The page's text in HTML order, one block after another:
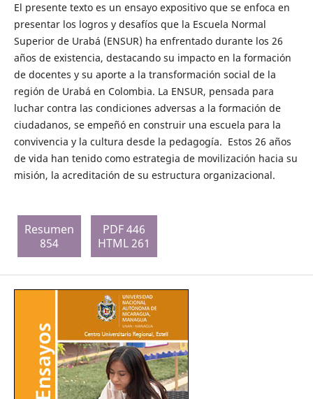
El presente texto es un ensayo expositivo que se enfoca en
presentar los logros y desafíos que la Escuela Normal
Superior de Urabá (ENSUR) ha enfrentado durante los 26
años de existencia, destacando su impacto en la formación
de docentes y su aporte a la transformación social de la
región de Urabá en Colombia. La ENSUR, pensada para
luchar contra las condiciones adversas a la formación de
ciudadanos, se empeñó en construir una escuela para la
convivencia y la cultura desde la pedagogía. Estos 26 años
de vida han tenido como estrategia de movilización hacia su
misión, la acreditación de su estructura organizacional.
Resumen
854
PDF 446
HTML 261